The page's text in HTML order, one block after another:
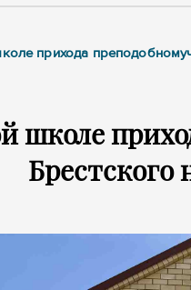
прихода
школе
Брестского